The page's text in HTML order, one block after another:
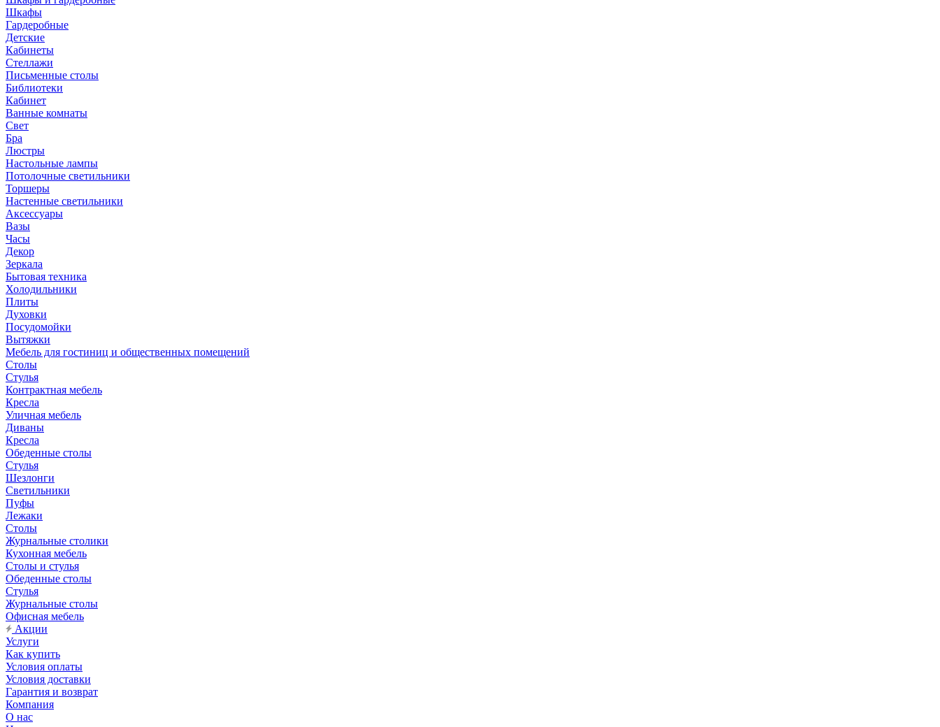
Шкафы
Гардеробные
Детские
Кабинеты
Стеллажи
Письменные столы
Библиотеки
Кабинет
Ванные комнаты
Свет
Бра
Люстры
Настольные лампы
Потолочные светильники
Торшеры
Настенные светильники
Аксессуары
Вазы
Часы
Декор
Зеркала
Бытовая техника
Холодильники
Плиты
Духовки
Посудомойки
Вытяжки
Мебель для гостиниц и общественных помещений
Столы
Стулья
Контрактная мебель
Кресла
Уличная мебель
Диваны
Кресла
Обеденные столы
Стулья
Шезлонги
Светильники
Пуфы
Лежаки
Столы
Журнальные столики
Кухонная мебель
Столы и стулья
Обеденные столы
Стулья
Журнальные столы
Офисная мебель
Акции
Услуги
Как купить
Условия оплаты
Условия доставки
Гарантия и возврат
Компания
О нас